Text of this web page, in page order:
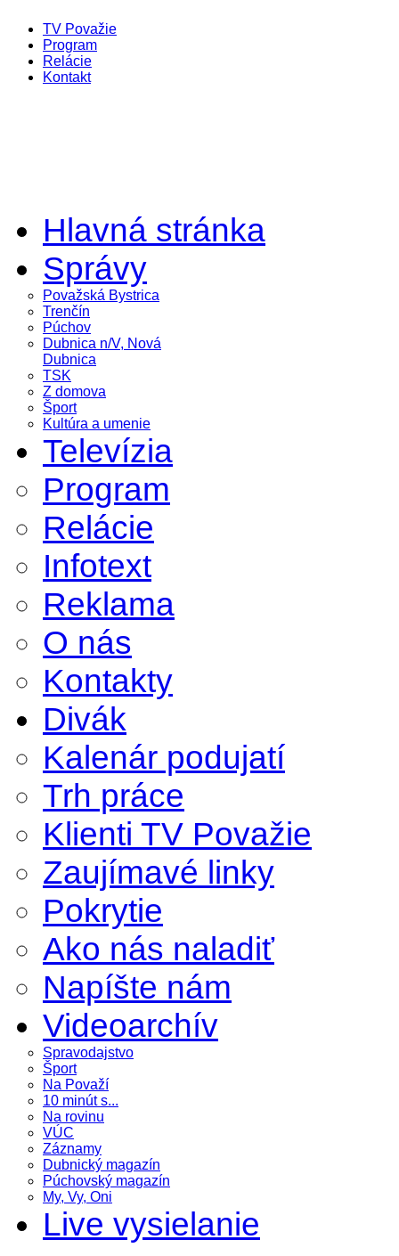
TV Považie
Program
Relácie
Kontakt
Hlavná stránka
Správy
Považská Bystrica
Trenčín
Púchov
Dubnica n/V, Nová
Dubnica
TSK
Z domova
Šport
Kultúra a umenie
Televízia
Program
Relácie
Infotext
Reklama
O nás
Kontakty
Divák
Kalenár podujatí
Trh práce
Klienti TV Považie
Zaujímavé linky
Pokrytie
Ako nás naladiť
Napíšte nám
Videoarchív
Spravodajstvo
Šport
Na Považí
10 minút s...
Na rovinu
VÚC
Záznamy
Dubnický magazín
Púchovský magazín
My, Vy, Oni
Live vysielanie